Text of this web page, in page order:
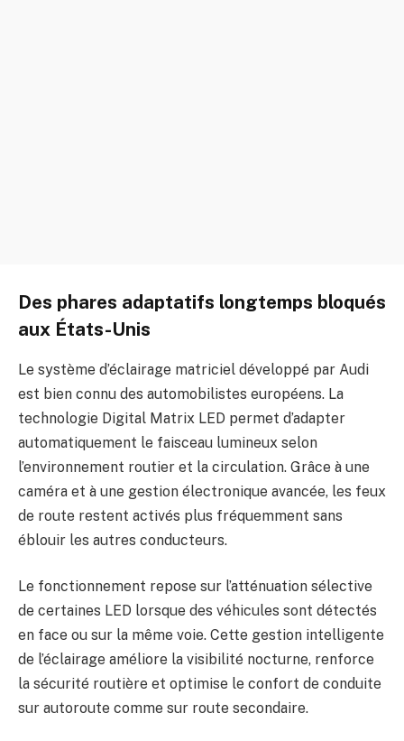
Des phares adaptatifs longtemps bloqués
aux États-Unis
Le système d’éclairage matriciel développé par Audi
est bien connu des automobilistes européens. La
technologie Digital Matrix LED permet d’adapter
automatiquement le faisceau lumineux selon
l’environnement routier et la circulation. Grâce à une
caméra et à une gestion électronique avancée, les feux
de route restent activés plus fréquemment sans
éblouir les autres conducteurs.
Le fonctionnement repose sur l’atténuation sélective
de certaines LED lorsque des véhicules sont détectés
en face ou sur la même voie. Cette gestion intelligente
de l’éclairage améliore la visibilité nocturne, renforce
la sécurité routière et optimise le confort de conduite
sur autoroute comme sur route secondaire.